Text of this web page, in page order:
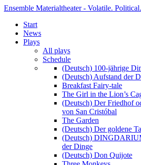
Ensemble Materialtheater - Volatile.
Start
News
Plays
All plays
Schedule
(Deutsch) 100-jährige
(Deutsch) Aufstand der
Breakfast Fairy-tale
The Girl in the Lion’s
(Deutsch) Der Friedhof
von San Cristóbal
The Garden
(Deutsch) Der goldene
(Deutsch)
der Dinge
(Deutsch) Don Quijote